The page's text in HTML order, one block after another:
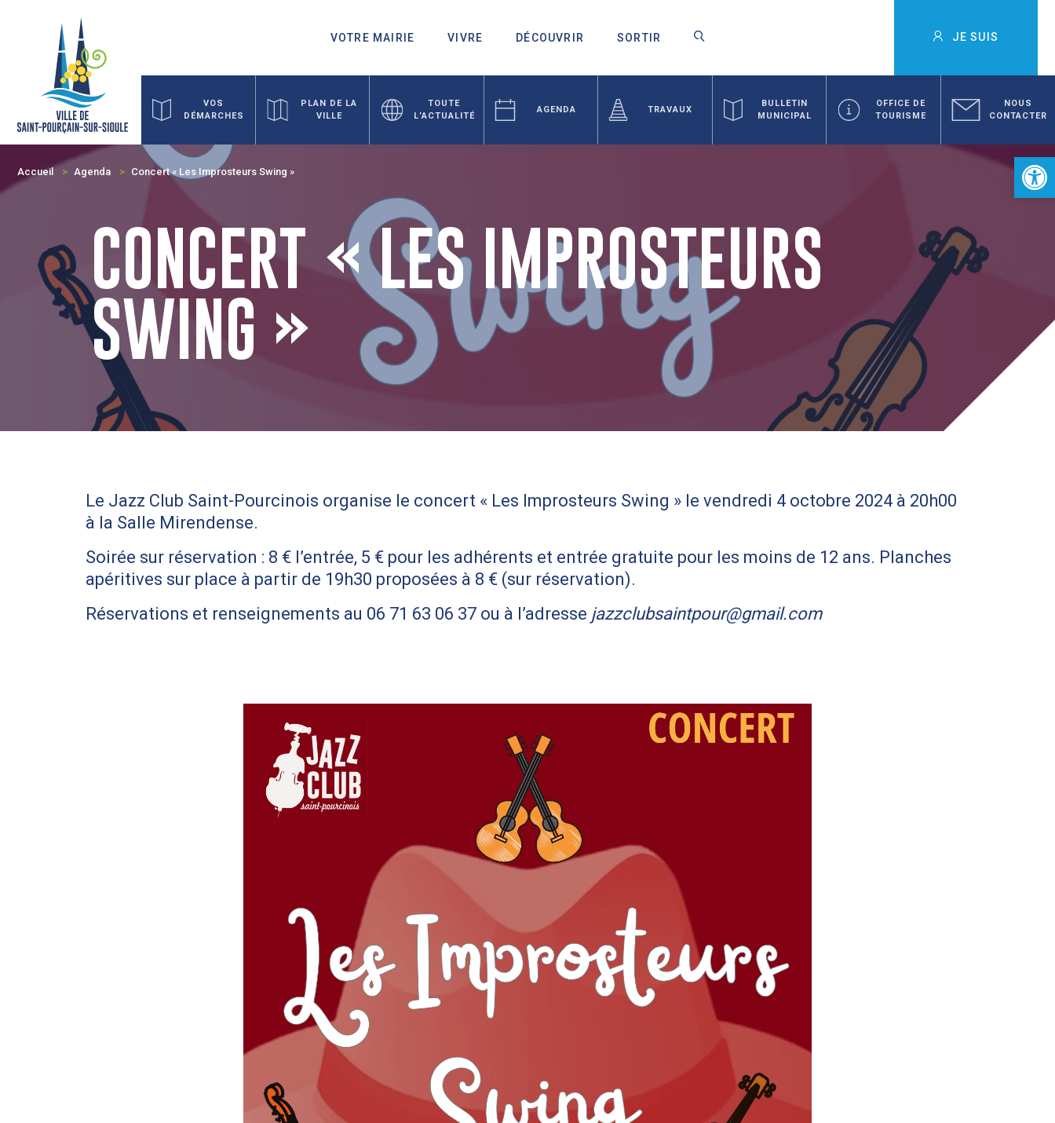
Ouvrir
VOTRE MAIRIE VIVRE DÉCOUVRIR SORTIR JE SUIS
VOS
DÉMARCHES
PLAN DE LA
VILLE
TOUTE
L’ACTUALITÉ
AGENDA TRAVAUX
BULLETIN
MUNICIPAL
OFFICE DE
TOURISME
NOUS
CONTACTER
Accueil Agenda Concert « Les Improsteurs Swing »
CONCERT « LES IMPROSTEURS
SWING »
Le Jazz Club Saint-Pourcinois organise le concert « Les Improsteurs Swing » le vendredi 4 octobre 2024 à 20h00
à la Salle Mirendense.
Soirée sur réservation : 8 € l’entrée, 5 € pour les adhérents et entrée gratuite pour les moins de 12 ans. Planches
apéritives sur place à partir de 19h30 proposées à 8 € (sur réservation).
Réservations et renseignements au 06 71 63 06 37 ou à l’adresse jazzclubsaintpour@gmail.com